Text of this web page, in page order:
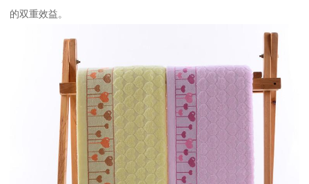
的双重效益。